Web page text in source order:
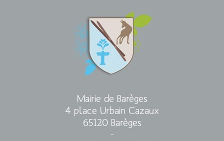
Mairie de Barèges
4 place Urbain Cazaux
65120 Barèges
-